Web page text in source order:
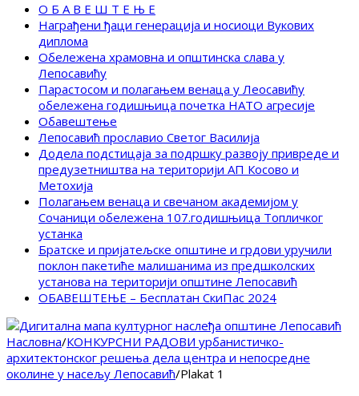
О Б А В Е Ш Т Е Њ Е
Награђени ђаци генерација и носиоци Вукових
диплома
Обележена храмовна и општинска слава у
Лепосавићу
Парастосом и полагањем венаца у Леосавићу
обележена годишњица почетка НАТО агресије
Обавештење
Лепосавић прославио Светог Василија
Додела подстицаја за подршку развоју привреде и
предузетништва на територији АП Косово и
Метохија
Полагањем венаца и свечаном академијом у
Сочаници обележена 107.годишњица Топличког
устанка
Братске и пријатељске општине и грдови уручили
поклон пакетиће малишанима из предшколских
установа на територији општине Лепосавић
ОБАВЕШТЕЊЕ – Бесплатан СкиПас 2024
Насловна/КОНКУРСНИ РАДОВИ урбанистичко-
архитектонског решења дела центра и непосредне
околине у насељу Лепосавић/Plakat 1